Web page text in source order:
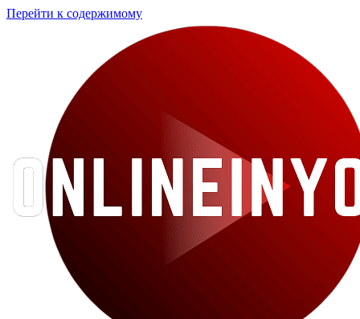
Перейти к содержимому